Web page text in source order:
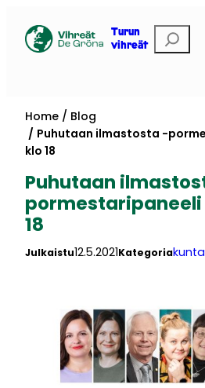
content
Turun
vihreät
Etsi
Home
Blog
Puhutaan ilmastosta -
klo 18
Puhutaan
pormestaripaneeli
18
Julkaistu12.5.2021Kategoria